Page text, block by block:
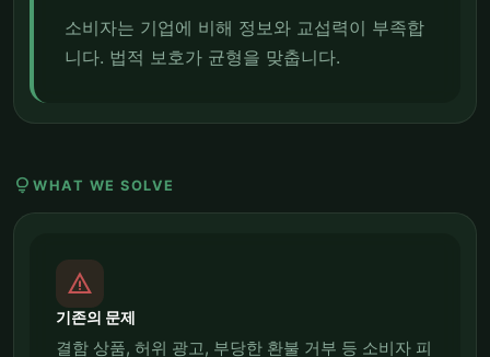
소비자는 기업에 비해 정보와 교섭력이 부족합
니다. 법적 보호가 균형을 맞춥니다.
lightbulb WHAT WE SOLVE
report_problem
기존의 문제
결함 상품, 허위 광고, 부당한 환불 거부 등 소비자 피